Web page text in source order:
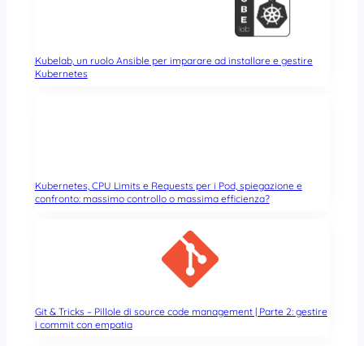
Kubelab, un ruolo Ansible per imparare ad installare e gestire
Kubernetes
Kubernetes, CPU Limits e Requests per i Pod, spiegazione e
confronto: massimo controllo o massima efficienza?
Git & Tricks – Pillole di source code management | Parte 2: gestire
i commit con empatia